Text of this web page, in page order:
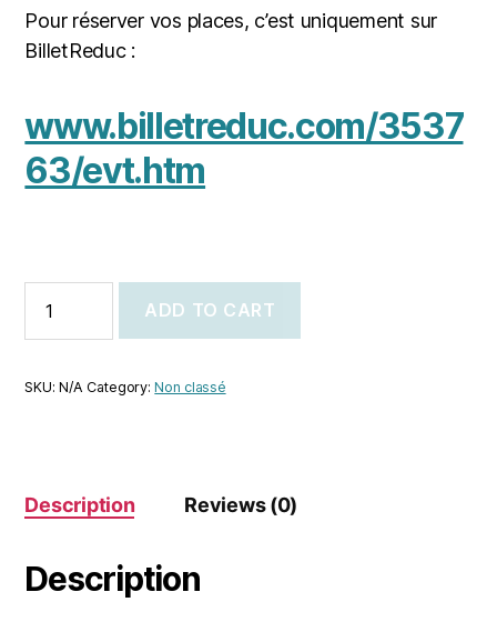
Pour réserver vos places, c’est uniquement sur
BilletReduc :
www.billetreduc.com/3537
63/evt.htm
ADD TO CART
SKU:N/A Category:Non classé
Description Reviews (0)
Description